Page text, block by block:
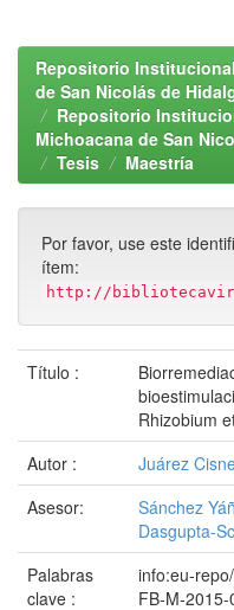
Repositorio
de San Nicolás de
Repositorio
Michoacana de San
Tesis
Maestría
Por favor, use este
ítem:
http://
Título :
Rhizobium
Autor :
Juárez
Asesor:
Sánchez
Dasgupta-
Palabras
clave :
info:eu-
FB-M-2015-